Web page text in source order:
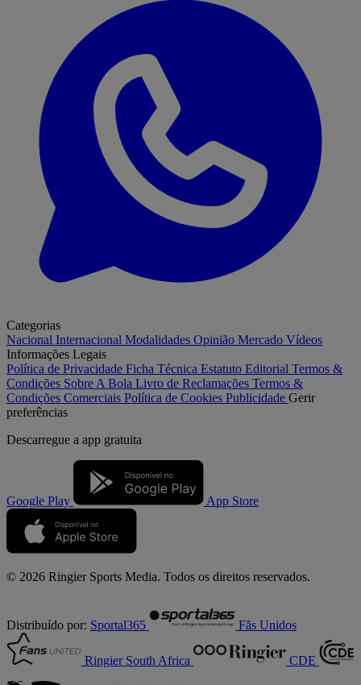
Categorias
Nacional Internacional Modalidades Opinião Mercado Vídeos
Informações Legais
Política de Privacidade Ficha Técnica Estatuto Editorial Termos &
Condições Sobre A Bola Livro de Reclamações Termos &
Condições Comerciais Política de Cookies Publicidade Gerir
preferências
Descarregue a app gratuita
Google Play App Store
© 2026 Ringier Sports Media. Todos os direitos reservados.
Distribuído por: Sportal365 Fãs Unidos
Ringier South Africa CDE